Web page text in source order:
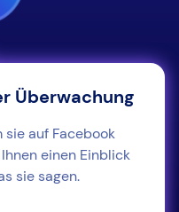
Überwachung
sie auf Facebook
einen Einblick
sie sagen.